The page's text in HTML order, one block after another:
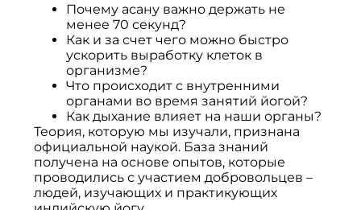
Почему асану важно держать не
менее 70 секунд?
Как и за счет чего можно быстро
ускорить выработку клеток в
организме?
Что происходит с внутренними
органами во время занятий йогой?
Как дыхание влияет на наши органы?
Теория, которую мы изучали, признана
официальной наукой. База знаний
получена на основе опытов, которые
проводились с участием добровольцев –
людей, изучающих и практикующих